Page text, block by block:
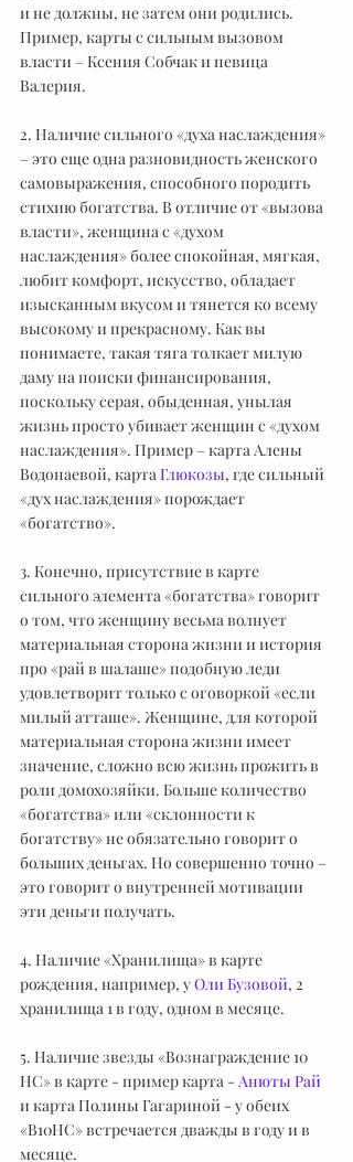
и не должны, не затем они родились.
Пример, карты с сильным вызовом
власти – Ксения Собчак и певица
Валерия.
2. Наличие сильного «духа наслаждения»
– это еще одна разновидность женского
самовыражения, способного породить
стихию богатства. В отличие от «вызова
власти», женщина с «духом
наслаждения» более спокойная, мягкая,
любит комфорт, искусство, обладает
изысканным вкусом и тянется ко всему
высокому и прекрасному. Как вы
понимаете, такая тяга толкает милую
даму на поиски финансирования,
поскольку серая, обыденная, унылая
жизнь просто убивает женщин с «духом
наслаждения». Пример – карта Алены
Водонаевой, карта Глюкозы, где сильный
«дух наслаждения» порождает
«богатство».
3. Конечно, присутствие в карте
сильного элемента «богатства» говорит
о том, что женщину весьма волнует
материальная сторона жизни и история
про «рай в шалаше» подобную леди
удовлетворит только с оговоркой «если
милый атташе». Женщине, для которой
материальная сторона жизни имеет
значение, сложно всю жизнь прожить в
роли домохозяйки. Больше количество
«богатства» или «склонности к
богатству» не обязательно говорит о
больших деньгах. Но совершенно точно –
это говорит о внутренней мотивации
эти деньги получать.
4. Наличие «Хранилища» в карте
рождения, например, у Оли Бузовой, 2
хранилища 1 в году, одном в месяце.
5. Наличие звезды «Вознаграждение 10
НС» в карте - пример карта - Анюты Рай
и карта Полины Гагариной - у обеих
«В10НС» встречается дважды в году и в
месяце.